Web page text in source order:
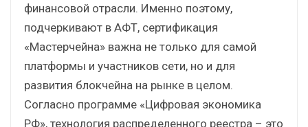
финансовой отрасли. Именно поэтому,
подчеркивают в АФТ, сертификация
«Мастерчейна» важна не только для самой
платформы и участников сети, но и для
развития блокчейна на рынке в целом.
Согласно программе «Цифровая экономика
РФ», технология распределенного реестра – это